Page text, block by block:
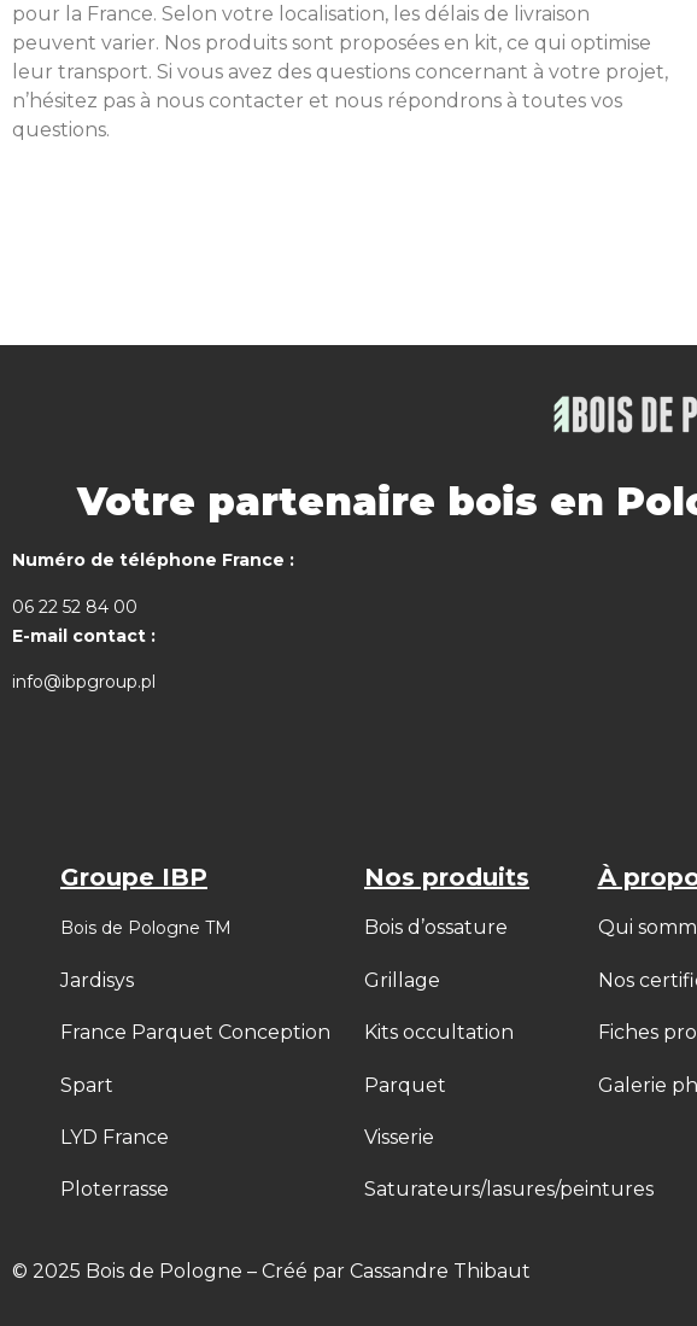
pour la France. Selon votre localisation, les délais de livraison
peuvent varier. Nos produits sont proposées en kit, ce qui optimise
leur transport. Si vous avez des questions concernant à votre projet,
n’hésitez pas à nous contacter et nous répondrons à toutes vos
questions.
Votre partenaire bois en
Numéro de téléphone France :
06 22 52 84 00
E-mail contact :
info@ibpgroup.pl
Groupe IBP
Bois de Pologne TM
Jardisys
France Parquet Conception
Spart
LYD France
Ploterrasse
Nos produits
Bois d’ossature
Grillage
Kits occultation
Parquet
Visserie
Saturateurs/lasures/peintures
À
Qui
Nos
Fiches
Galerie
© 2025 Bois de Pologne – Créé par Cassandre Thibaut